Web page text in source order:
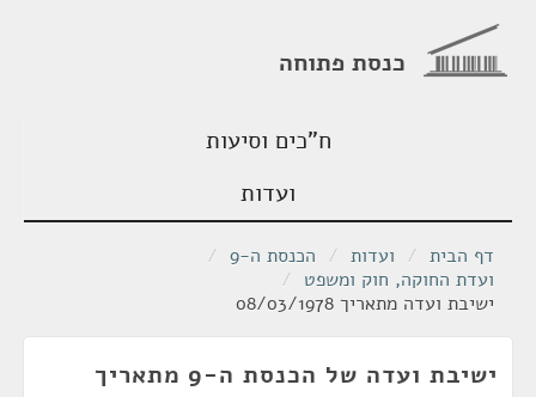
כנסת פתוחה
ח"כים וסיעות
ועדות
דף הבית / ועדות / הכנסת ה-9
/
ועדת החוקה, חוק ומשפט /
ישיבת ועדה מתאריך 08/03/1978
ישיבת ועדה של הכנסת ה-9 מתאריך